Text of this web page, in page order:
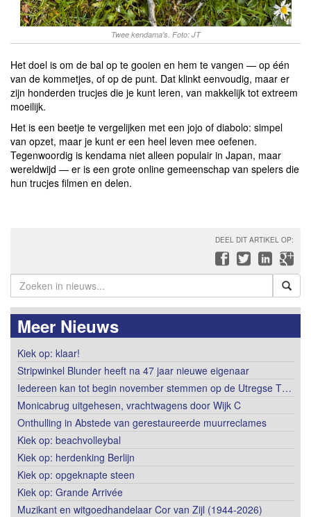
Twee kendama's. Foto: JT
Het doel is om de bal op te gooien en hem te vangen — op één
van de kommetjes, of op de punt. Dat klinkt eenvoudig, maar er
zijn honderden trucjes die je kunt leren, van makkelijk tot extreem
moeilijk.
Het is een beetje te vergelijken met een jojo of diabolo: simpel
van opzet, maar je kunt er een heel leven mee oefenen.
Tegenwoordig is kendama niet alleen populair in Japan, maar
wereldwijd — er is een grote online gemeenschap van spelers die
hun trucjes filmen en delen.
DEEL DIT ARTIKEL OP:
Meer Nieuws
Kiek op: klaar!
Stripwinkel Blunder heeft na 47 jaar nieuwe eigenaar
Iedereen kan tot begin november stemmen op de Utregse T…
Monicabrug uitgehesen, vrachtwagens door Wijk C
Onthulling in Abstede van gerestaureerde muurreclames
Kiek op: beachvolleybal
Kiek op: herdenking Berlijn
Kiek op: opgeknapte steen
Kiek op: Grande Arrivée
Muzikant en witgoedhandelaar Cor van Zijl (1944-2026)